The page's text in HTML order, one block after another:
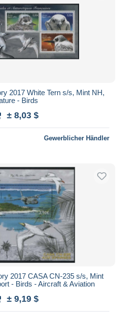
2017 White Tern s/s, Mint NH,
- Birds
± 8,03 $
Gewerblicher Händler
2017 CASA CN-235 s/s, Mint
- Birds - Aircraft & Aviation
± 9,19 $